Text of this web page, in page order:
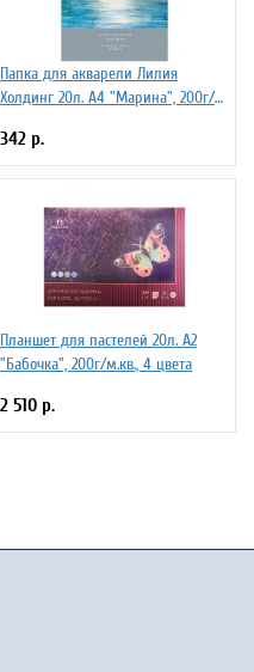
Папка для акварели Лилия
Холдинг 20л. А4 "Марина", 200г/
342 р.
Планшет для пастелей 20л. А2
"Бабочка", 200г/м.кв., 4 цвета
2 510 р.